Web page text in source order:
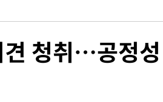
청취…공정성